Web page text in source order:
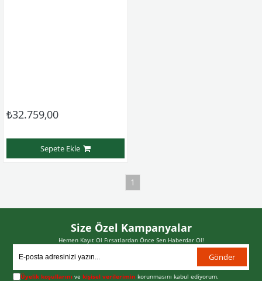
₺32.759,00
Sepete Ekle
1
Size Özel Kampanyalar
Hemen Kayıt Ol Fırsatlardan Önce Sen Haberdar Ol!
Gönder
Üyelik koşullarını vekişisel verilerimin korunmasını kabul ediyorum.